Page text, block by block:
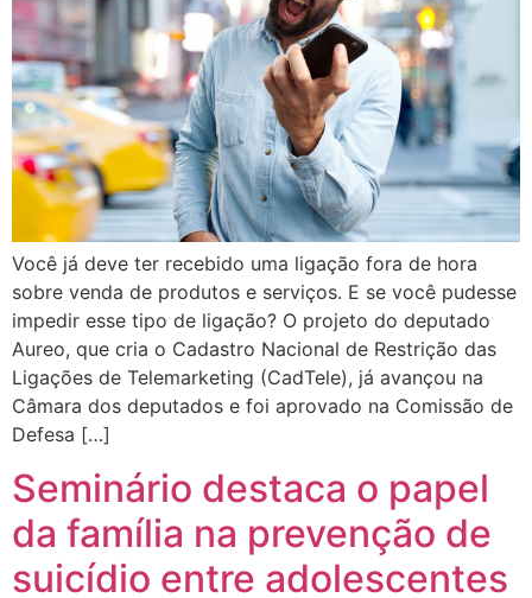
Você já deve ter recebido uma ligação fora de hora
sobre venda de produtos e serviços. E se você pudesse
impedir esse tipo de ligação? O projeto do deputado
Aureo, que cria o Cadastro Nacional de Restrição das
Ligações de Telemarketing (CadTele), já avançou na
Câmara dos deputados e foi aprovado na Comissão de
Defesa […]
Seminário destaca o papel
da família na prevenção de
suicídio entre adolescentes